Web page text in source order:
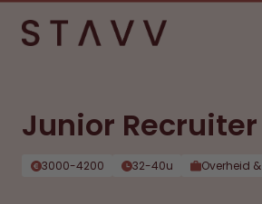
Junior Recruiter
3000-4200 32-40u Overheid